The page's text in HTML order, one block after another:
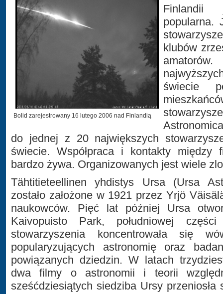
Bolid zarejestrowany 16 lutego 2006 nad Finlandią
Finlandii
popularna.
klubów
świecie
do jednej z 20 największych
świecie. Współpraca i kontakty między
bardzo żywa. Organizowanych jest wiele
Tähtitieteellinen yhdistys Ursa (Ursa
zostało założone w 1921 przez Yrjö
naukowców. Pięć lat później Ursa
Kaivopuisto Park, południowej
stowarzyszenia koncentrowała się
popularyzujących astronomię oraz
powiązanych dziedzin. W latach
dwa filmy o astronomii i teorii
sześćdziesiątych siedziba Ursy przeniosła